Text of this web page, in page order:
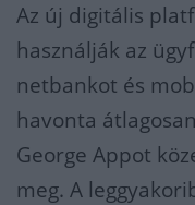
Az új digitális
használják az
netbankot és
havonta
George Appot
meg. A